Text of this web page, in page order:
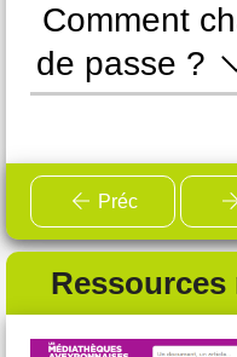
Comment
de passe ?
Préc
Ressources